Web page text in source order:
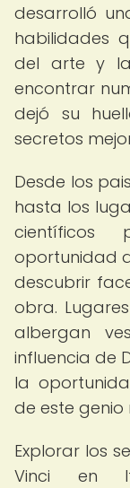
desarrolló
habilidades
del arte y la
encontrar
dejó su
secretos
Desde los
hasta los
científicos
oportunidad
descubrir
obra.
albergan
influencia de
la
de este genio
Explorar los
Vinci en